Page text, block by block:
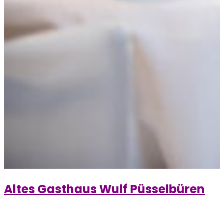
Altes Gasthaus Wulf Püsselbüren